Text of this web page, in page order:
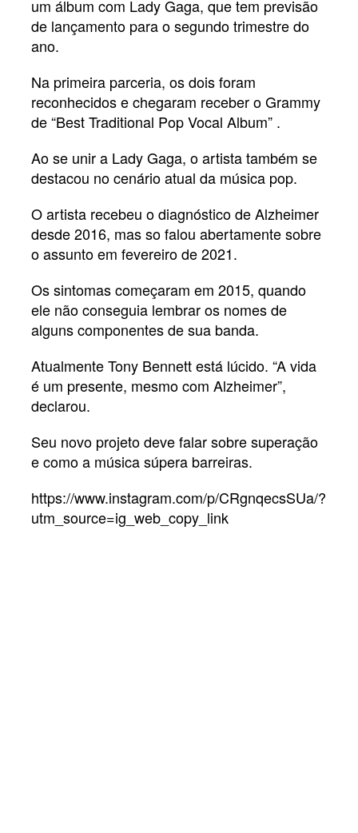
um álbum com Lady Gaga, que tem previsão
de lançamento para o segundo trimestre do
ano.
Na primeira parceria, os dois foram
reconhecidos e chegaram receber o Grammy
de “Best Traditional Pop Vocal Album” .
Ao se unir a Lady Gaga, o artista também se
destacou no cenário atual da música pop.
O artista recebeu o diagnóstico de Alzheimer
desde 2016, mas so falou abertamente sobre
o assunto em fevereiro de 2021.
Os sintomas começaram em 2015, quando
ele não conseguia lembrar os nomes de
alguns componentes de sua banda.
Atualmente Tony Bennett está lúcido. “A vida
é um presente, mesmo com Alzheimer”,
declarou.
Seu novo projeto deve falar sobre superação
e como a música súpera barreiras.
https://www.instagram.com/p/CRgnqecsSUa/?
utm_source=ig_web_copy_link